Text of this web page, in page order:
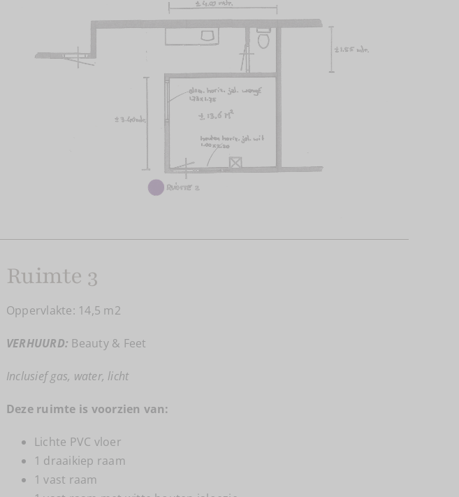
Ruimte 3
Oppervlakte: 14,5 m2
VERHUURD: Beauty & Feet
Inclusief gas, water, licht
Deze ruimte is voorzien van:
Lichte PVC vloer
1 draaikiep raam
1 vast raam